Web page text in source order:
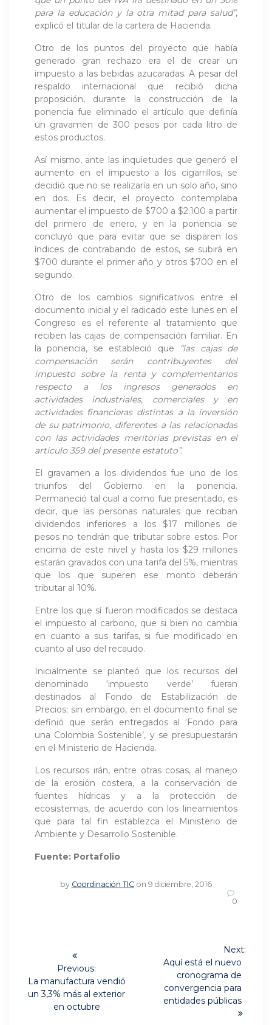
para la educación y la otra mitad para salud”,
explicó el titular de la cartera de Hacienda.
Otro de los puntos del proyecto que había
generado gran rechazo era el de crear un
impuesto a las bebidas azucaradas. A pesar del
respaldo internacional que recibió dicha
proposición, durante la construcción de la
ponencia fue eliminado el artículo que definía
un gravamen de 300 pesos por cada litro de
estos productos.
Así mismo, ante las inquietudes que generó el
aumento en el impuesto a los cigarrillos, se
decidió que no se realizaría en un solo año, sino
en dos. Es decir, el proyecto contemplaba
aumentar el impuesto de $700 a $2.100 a partir
del primero de enero, y en la ponencia se
concluyó que para evitar que se disparen los
índices de contrabando de estos, se subirá en
$700 durante el primer año y otros $700 en el
segundo.
Otro de los cambios significativos entre el
documento inicial y el radicado este lunes en el
Congreso es el referente al tratamiento que
reciben las cajas de compensación familiar. En
la ponencia, se estableció que
“las cajas de
compensación serán contribuyentes del
impuesto sobre la renta y complementarios
respecto a los ingresos generados en
actividades industriales, comerciales y en
actividades financieras distintas a la inversión
de su patrimonio, diferentes a las relacionadas
con las actividades meritorias previstas en el
artículo 359 del presente estatuto”.
El gravamen a los dividendos fue uno de los
triunfos del Gobierno en la ponencia.
Permaneció tal cual a como fue presentado, es
decir, que las personas naturales que reciban
dividendos inferiores a los $17 millones de
pesos no tendrán que tributar sobre estos. Por
encima de este nivel y hasta los $29 millones
estarán gravados con una tarifa del 5%, mientras
que los que superen ese monto deberán
tributar al 10%.
Entre los que sí fueron modificados se destaca
el impuesto al carbono, que si bien no cambia
en cuanto a sus tarifas, si fue modificado en
cuanto al uso del recaudo.
Inicialmente se planteó que los recursos del
denominado ‘impuesto verde’ fueran
destinados al Fondo de Estabilización de
Precios; sin embargo, en el documento final se
definió que serán entregados al ‘Fondo para
una Colombia Sostenible’, y se presupuestarán
en el Ministerio de Hacienda.
Los recursos irán, entre otras cosas, al manejo
de la erosión costera, a la conservación de
fuentes hídricas y a la protección de
ecosistemas, de acuerdo con los lineamientos
que para tal fin establezca el Ministerio de
Ambiente y Desarrollo Sostenible.
Fuente: Portafolio
by Coordinación TIC on 9 diciembre, 2016
0
entradas
Previous:
Previous
post:
La manufactura vendió
un 3,3% más al exterior
en octubre
Next:
NextAquí está el nuevo
cronograma de
convergencia para
entidades públicas